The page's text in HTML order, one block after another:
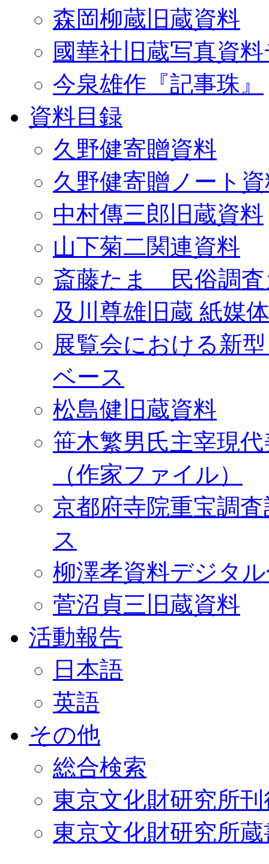
森岡柳蔵旧蔵資料
國華社旧蔵写真資
今泉雄作『記事珠』
資料目録
久野健寄贈資料
久野健寄贈ノート
中村傳三郎旧蔵資料
山下菊二関連資料
斎藤たま 民俗調査
及川尊雄旧蔵 紙媒
展覧会における新
ベース
松島健旧蔵資料
笹木繁男氏主宰現
（作家ファイル）
京都府寺院重宝調
ス
柳澤孝資料デジタ
菅沼貞三旧蔵資料
活動報告
日本語
英語
その他
総合検索
東京文化財研究所
東京文化財研究所